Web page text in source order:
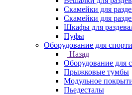
Скамейки для
Скамейки для
Шкафы для
Пуфы
Оборудование для
Назад
Оборудование для
Прыжковые тумбы
Модульное
Пьедесталы